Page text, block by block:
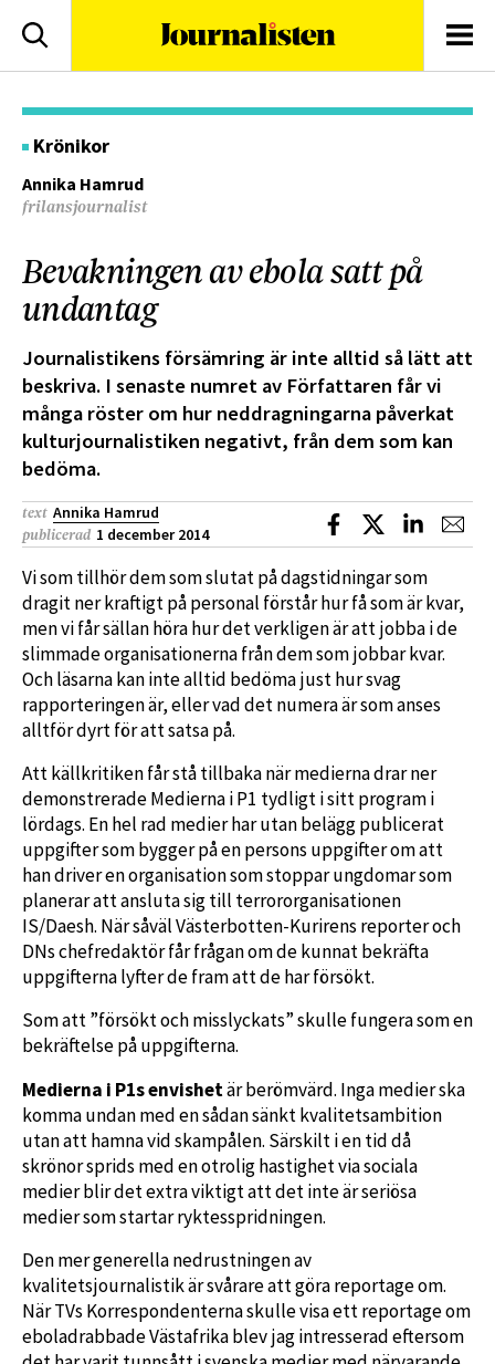
Sök
Krönikor
Annika Hamrud
frilansjournalist
Bevakningen av ebola satt på
undantag
Journalistikens försämring är inte alltid så lätt att
beskriva. I senaste numret av Författaren får vi
många röster om hur neddragningarna påverkat
kulturjournalistiken negativt, från dem som kan
bedöma.
text Annika Hamrud
publicerad 1 december 2014
Dela på Facebook
Dela på XDela på
Vi som tillhör dem som slutat på dagstidningar som
dragit ner kraftigt på personal förstår hur få som är kvar,
men vi får sällan höra hur det verkligen är att jobba i de
slimmade organisationerna från dem som jobbar kvar.
Och läsarna kan inte alltid bedöma just hur svag
rapporteringen är, eller vad det numera är som anses
alltför dyrt för att satsa på.
Att källkritiken får stå tillbaka när medierna drar ner
demonstrerade Medierna i P1 tydligt i sitt program i
lördags. En hel rad medier har utan belägg publicerat
uppgifter som bygger på en persons uppgifter om att
han driver en organisation som stoppar ungdomar som
planerar att ansluta sig till terrororganisationen
IS/Daesh. När såväl Västerbotten-Kurirens reporter och
DNs chefredaktör får frågan om de kunnat bekräfta
uppgifterna lyfter de fram att de har försökt.
Som att ”försökt och misslyckats” skulle fungera som en
bekräftelse på uppgifterna.
Medierna i P1s envishetär berömvärd. Inga medier ska
komma undan med en sådan sänkt kvalitetsambition
utan att hamna vid skampålen. Särskilt i en tid då
skrönor sprids med en otrolig hastighet via sociala
medier blir det extra viktigt att det inte är seriösa
medier som startar ryktesspridningen.
Den mer generella nedrustningen av
kvalitetsjournalistik är svårare att göra reportage om.
När TVs Korrespondenterna skulle visa ett reportage om
eboladrabbade Västafrika blev jag intresserad eftersom